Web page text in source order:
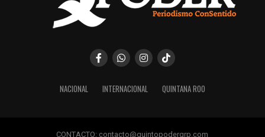
NACIONAL INTERNACIONAL QUINTANA ROO
CONTACTO: contacto@quintopoderqrp.com